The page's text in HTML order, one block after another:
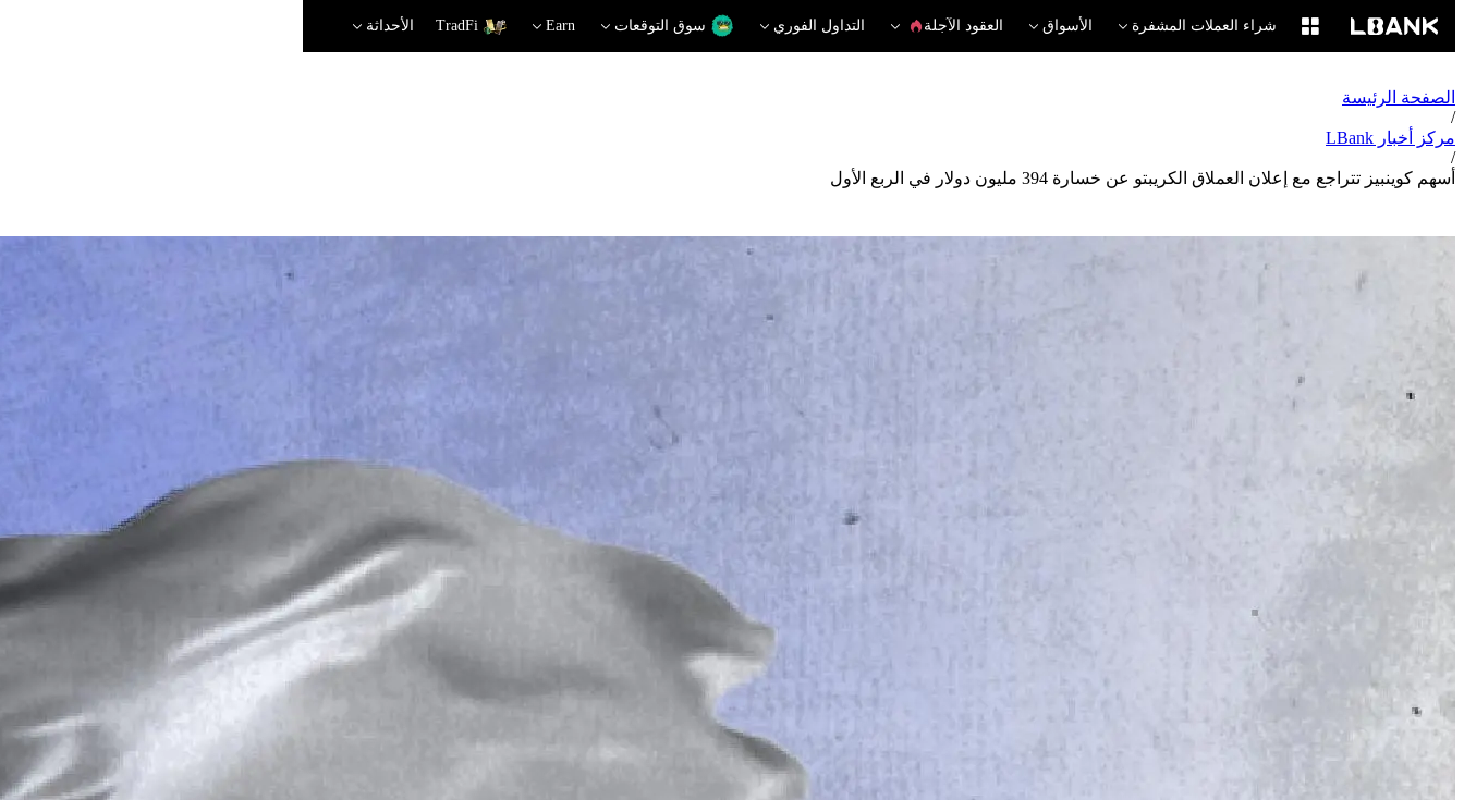
شراء العملات المشفرة الأسواق العقود الآجلة التداول الفوري سوق التوقعات Earn
TradFi الأحداثة
الصفحة الرئيسة
/
مركز أخبار LBank
/
أسهم كوينبيز تتراجع مع إعلان العملاق الكريبتو عن خسارة 394 مليون دولار في الربع الأول